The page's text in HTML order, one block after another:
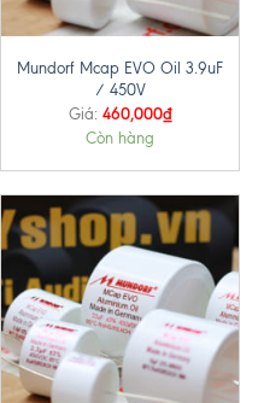
Mundorf Mcap EVO Oil 3.9uF
/ 450V
Giá: 460,000₫
Còn hàng